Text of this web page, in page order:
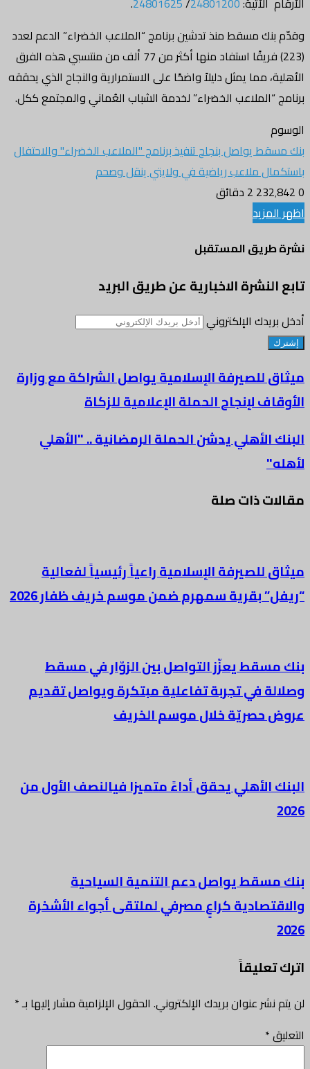
وقدّم بنك مسقط منذ تدشين برنامج “الملاعب الخضراء” الدعم لعدد
(223) فريقًا استفاد منها أكثر من 77 ألف من منتسبي هذه الفرق
الأهلية، مما يمثل دليلاً واضحًا على الاستمرارية والنجاح الذي يحققه
برنامج “الملاعب الخضراء” لخدمة الشباب العُماني والمجتمع ككل.
الوسوم
بنك مسقط يواصل بنجاح تنفيذ برنامج "الملاعب الخضراء" والاحتفال
باستكمال ملاعب رياضية في ولايتي ينقل وصحم
0
2 دقائق
اظهر المزيد
نشرة طريق المستقبل
تابع النشرة الاخبارية عن طريق البريد
أدخل بريدك الإلكتروني
ميثاق للصيرفة الإسلامية يواصل الشراكة مع وزارة
الأوقاف لإنجاح الحملة الإعلامية للزكاة
البنك الأهلي يدشن الحملة الرمضانية .. "الأهلي
لأهله"
مقالات ذات صلة
ميثاق للصيرفة الإسلامية راعياً رئيسياً لفعالية
“ريفل” بقرية سمهرم ضمن موسم خريف ظفار 2026
بنك مسقط يعزّز التواصل بين الزوّار في مسقط
وصلالة في تجربة تفاعلية مبتكرة ويواصل تقديم
عروض حصريّة خلال موسم الخريف
البنك الأهلي يحقق أداءً متميزا فيالنصف الأول من
2026
بنك مسقط يواصل دعم التنمية السياحية
والاقتصادية كراعٍ مصرفي لملتقى أجواء الأشخرة
2026
اترك تعليقاً
لن يتم نشر عنوان بريدك الإلكتروني. الحقول الإلزامية مشار إليها بـ*
التعليق*